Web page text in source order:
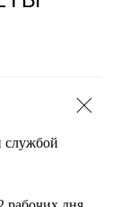
службой